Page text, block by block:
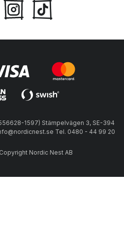
1597) Stämpelvägen 3, SE-394
Tel. 0480 - 44 99 20
Nordic Nest AB